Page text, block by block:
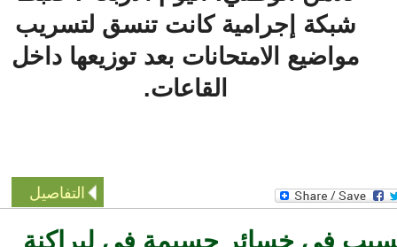
شبكة إجرامية كانت تنسق لتسريب
مواضيع الامتحانات بعد توزيعها داخل
القاعات.
التفاصيل
في خسائر جسيمة في لبراكنة